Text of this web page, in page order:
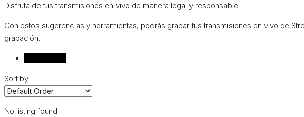
Disfruta de tus transmisiones en vivo de manera legal y responsable.
Con estos sugerencias y herramientas, podrás grabar tus transmisiones en vivo de
grabación.
Sort by:
No listing found.